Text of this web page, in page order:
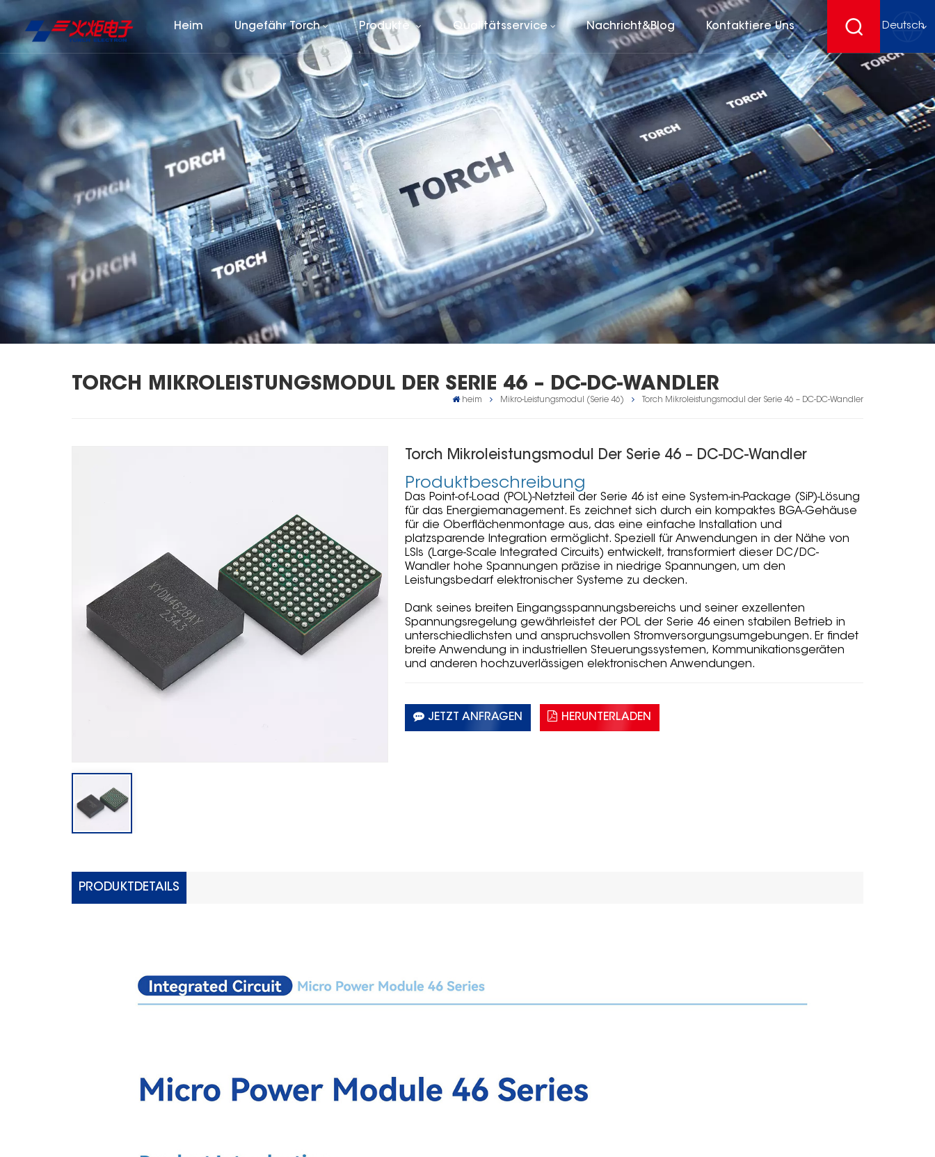
Heim Ungefähr Torch Produkte Qualitätsservice Nachricht&Blog Kontaktiere Uns Deutsch
English
français
Deutsch
español
TORCH MIKROLEISTUNGSMODUL DER SERIE 46 – DC-DC-WANDLER
heim Mikro-Leistungsmodul (Serie 46) Torch Mikroleistungsmodul der Serie 46 – DC-DC-Wandler
Torch Mikroleistungsmodul Der Serie 46 – DC-DC-Wandler
Produktbeschreibung
Das Point-of-Load (POL)-Netzteil der Serie 46 ist eine System-in-Package (SiP)-Lösung
für das Energiemanagement. Es zeichnet sich durch ein kompaktes BGA-Gehäuse
für die Oberflächenmontage aus, das eine einfache Installation und
platzsparende Integration ermöglicht. Speziell für Anwendungen in der Nähe von
LSIs (Large-Scale Integrated Circuits) entwickelt, transformiert dieser DC/DC-
Wandler hohe Spannungen präzise in niedrige Spannungen, um den
Leistungsbedarf elektronischer Systeme zu decken.
Dank seines breiten Eingangsspannungsbereichs und seiner exzellenten
Spannungsregelung gewährleistet der POL der Serie 46 einen stabilen Betrieb in
unterschiedlichsten und anspruchsvollen Stromversorgungsumgebungen. Er findet
breite Anwendung in industriellen Steuerungssystemen, Kommunikationsgeräten
und anderen hochzuverlässigen elektronischen Anwendungen.
JETZT ANFRAGEN HERUNTERLADEN
PRODUKTDETAILS